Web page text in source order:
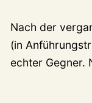
Nach der
(in
echter Gegner.